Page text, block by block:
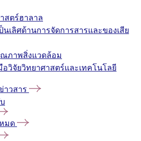
สตร์ฮาลาล
นเลิศด้านการจัดการสารและของเสีย
ภาพสิ่งแวดล้อม
อวิจัยวิทยาศาสตร์และเทคโนโลยี
าวสาร
มด